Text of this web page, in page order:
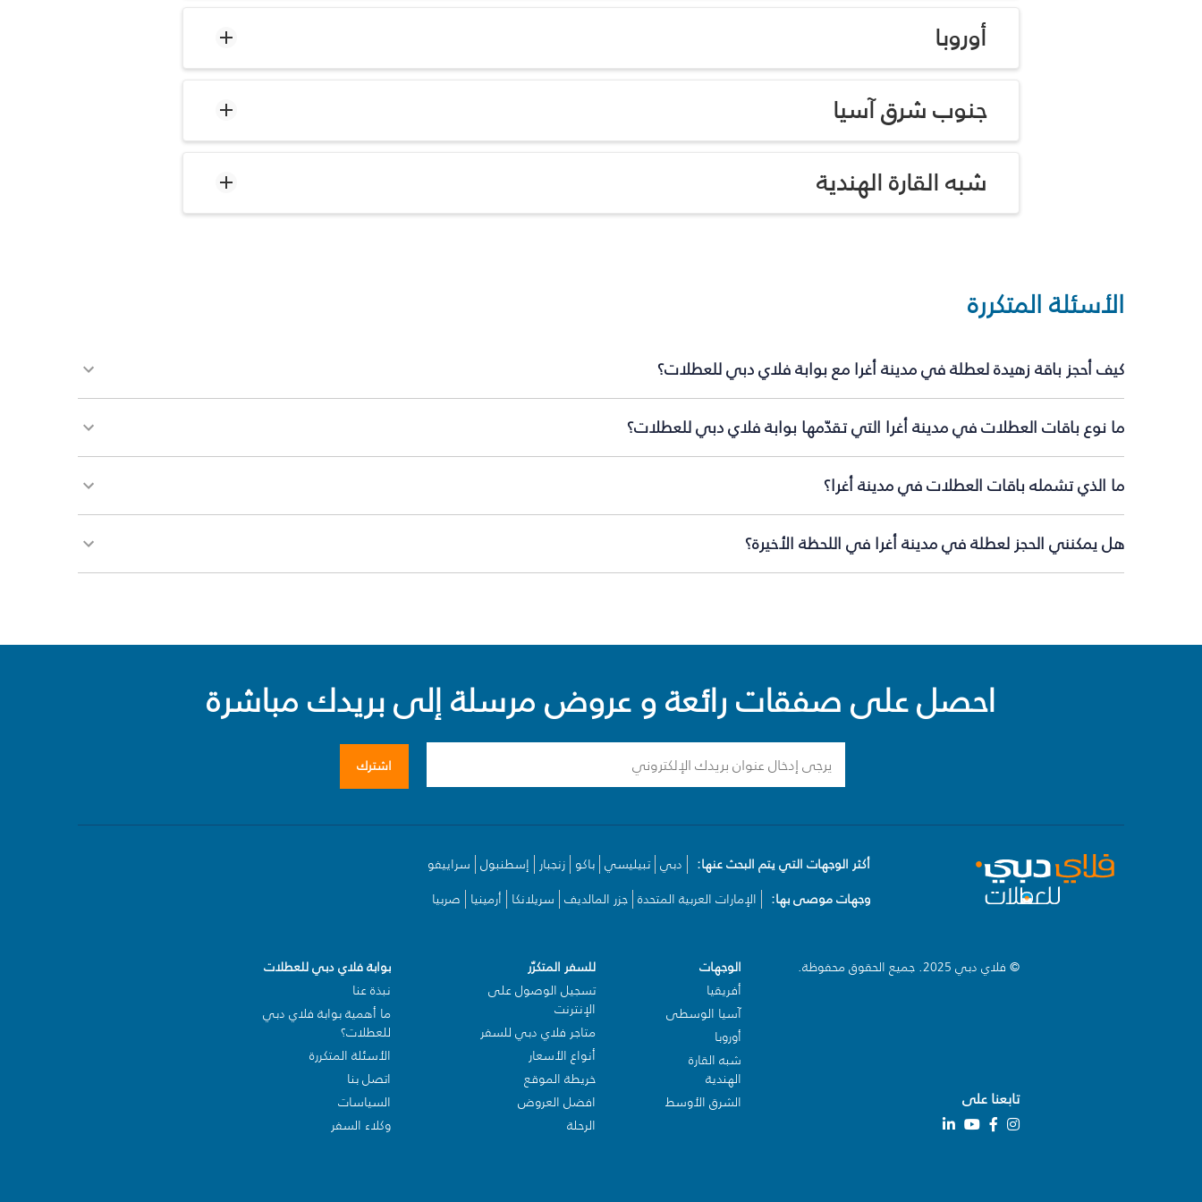
أوروبا
جنوب شرق آسيا
شبه القارة الهندية
الأسئلة المتكررة
كيف أحجز باقة زهيدة لعطلة في مدينة أغرا مع بوابة فلاي دبي للعطلات؟
ما نوع باقات العطلات في مدينة أغرا التي تقدّمها بوابة فلاي دبي للعطلات؟
ما الذي تشمله باقات العطلات في مدينة أغرا؟
هل يمكنني الحجز لعطلة في مدينة أغرا في اللحظة الأخيرة؟
احصل على صفقات رائعة و عروض مرسلة إلى بريدك مباشرة
اشترك
أكثر الوجهات التي يتم البحث عنها: دبي تبيليسي باكو زنجبار إسطنبول سراييفو
وجهات موصى بها:
الإمارات العربية المتحدة جزر المالديف سريلانكا أرمينيا صربيا
© فلاي دبي 2025. جميع الحقوق محفوظة.
تابعنا على
الوجهات
أفريقيا
آسيا الوسطى
أوروبا
شبه القارة
الهندية
الشرق الأوسط
للسفر المتكرّر
تسجيل الوصول على
الإنترنت
متاجر فلاي دبي للسفر
أنواع الأسعار
خريطة الموقع
افضل العروض
الرحلة
بوابة فلاي دبي للعطلات
نبذة عنا
ما أهمية بوابة فلاي دبي
للعطلات؟
الأسئلة المتكررة
اتصل بنا
السياسات
وكلاء السفر